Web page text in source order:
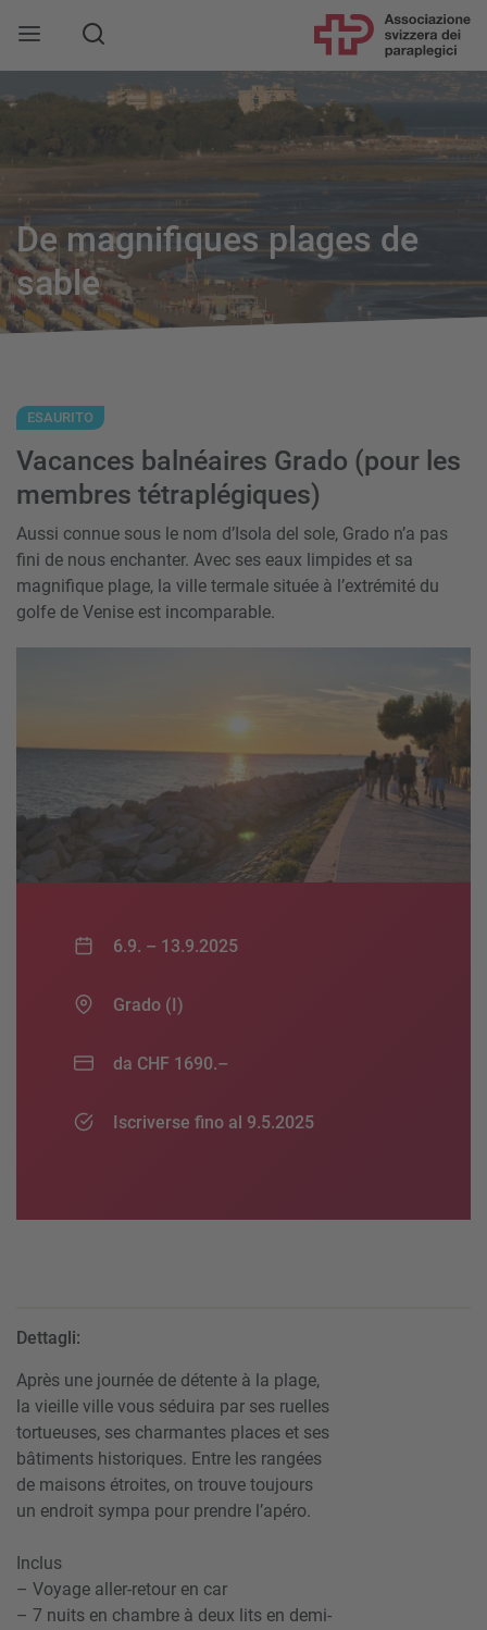
De magnifiques plages de
sable
ESAURITO
Vacances balnéaires Grado (pour les
membres tétraplégiques)
Aussi connue sous le nom d’Isola del sole, Grado n’a pas
fini de nous enchanter. Avec ses eaux limpides et sa
magnifique plage, la ville termale située à l’extrémité du
golfe de Venise est incomparable.
6.9. – 13.9.2025
Grado (I)
da CHF 1690.–
Iscriverse fino al 9.5.2025
Dettagli:
Après une journée de détente à la plage,
la vieille ville vous séduira par ses ruelles
tortueuses, ses charmantes places et ses
bâtiments historiques. Entre les rangées
de maisons étroites, on trouve toujours
un endroit sympa pour prendre l’apéro.
Inclus
– Voyage aller-retour en car
– 7 nuits en chambre à deux lits en demi-